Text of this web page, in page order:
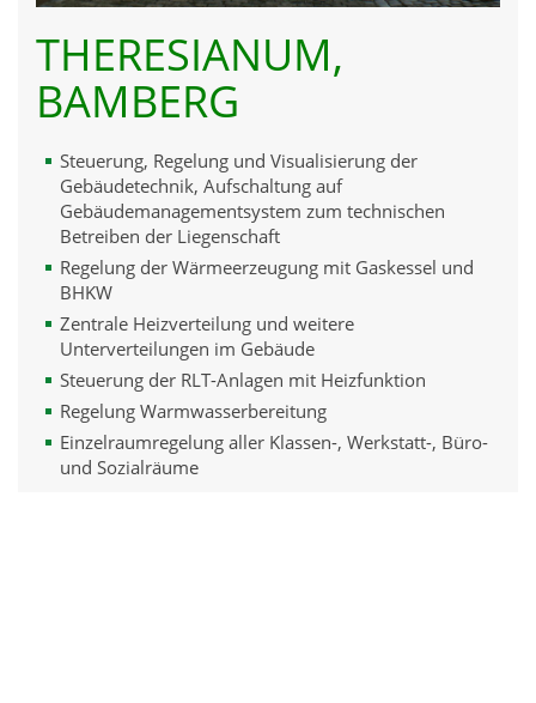
THERESIANUM,
BAMBERG
Steuerung, Regelung und Visualisierung der
Gebäudetechnik, Aufschaltung auf
Gebäudemanagementsystem zum technischen
Betreiben der Liegenschaft
Regelung der Wärmeerzeugung mit Gaskessel und
BHKW
Zentrale Heizverteilung und weitere
Unterverteilungen im Gebäude
Steuerung der RLT-Anlagen mit Heizfunktion
Regelung Warmwasserbereitung
Einzelraumregelung aller Klassen-, Werkstatt-, Büro-
und Sozialräume